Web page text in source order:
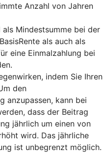
Anzahl von Jahren
Mindestsumme bei der
als auch als
eine Einmalzahlung bei
indem Sie Ihren
den
anzupassen, kann bei
dass der Beitrag
jährlich um einen von
wird. Das jährliche
ist unbegrenzt möglich.